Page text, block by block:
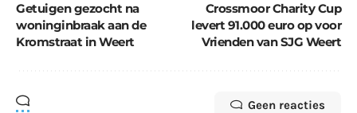
Getuigen gezocht na
woninginbraak aan de
Kromstraat in Weert
Crossmoor Charity Cup
levert 91.000 euro op voor
Vrienden van SJG Weert
Geen reacties